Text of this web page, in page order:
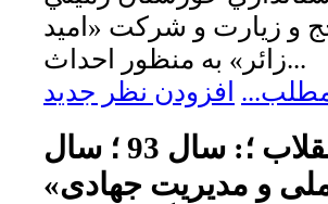
و زيارت و شركت «اميد
زائر» به منظور احداث...
مطلب... افزودن نظر جدید
در پیام نوروزی رهبر معظم انقلاب ؛: سال 93 ؛ سال
و مدیریت جهادی»